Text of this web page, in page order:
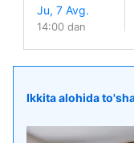
14:00 dan
Ikkita alohida